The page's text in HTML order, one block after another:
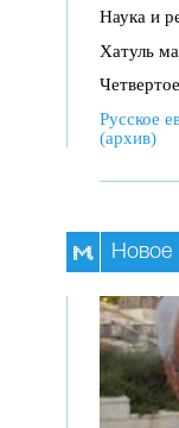
Наука и
Хатуль
Русское
(архив)
Новое